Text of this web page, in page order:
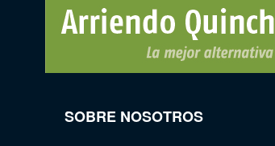
SOBRE NOSOTROS